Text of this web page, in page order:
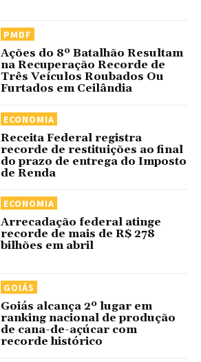
PMDF
Ações do 8º Batalhão Resultam
na Recuperação Recorde de
Três Veículos Roubados Ou
Furtados em Ceilândia
ECONOMIA
Receita Federal registra
recorde de restituições ao final
do prazo de entrega do Imposto
de Renda
ECONOMIA
Arrecadação federal atinge
recorde de mais de R$ 278
bilhões em abril
GOIÁS
Goiás alcança 2º lugar em
ranking nacional de produção
de cana-de-açúcar com
recorde histórico